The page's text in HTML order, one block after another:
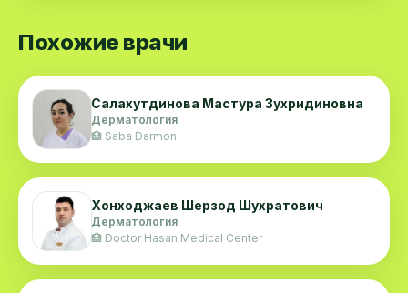
Похожие врачи
Салахутдинова Мастура Зухридиновна
Дерматология
🏥 Saba Darmon
Хонходжаев Шерзод Шухратович
Дерматология
🏥 Doctor Hasan Medical Center